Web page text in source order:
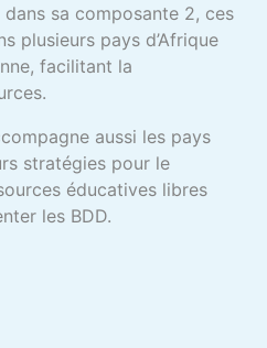
sa composante 2, ces
plusieurs pays d’Afrique
facilitant la
aussi les pays
stratégies pour le
éducatives libres
les BDD.